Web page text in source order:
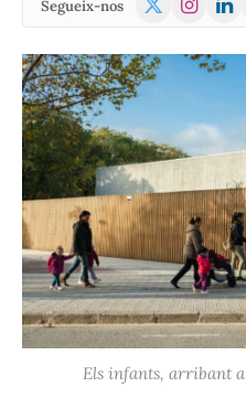
Segueix-nos
Els infants, arribant